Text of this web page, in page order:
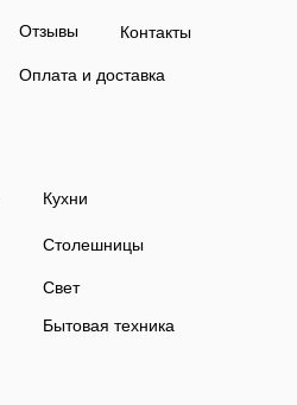
Контакты
Отзывы
Оплата и доставка
Кухни
Столешницы
Свет
Бытовая техника